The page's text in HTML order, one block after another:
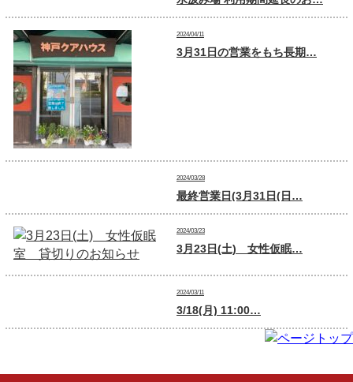
2024/04/11
3月31日の営業をもち長期…
2024/03/28
最終営業日(3月31日(日…
2024/03/23
3月23日(土) 女性仮眠…
2024/03/11
3/18(月) 11:00…